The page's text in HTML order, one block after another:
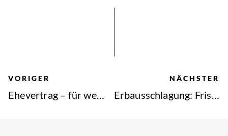
VORIGER
Ehevertrag – für wen er sinnvoll ist (und für wen nicht)
NÄCHSTER
Erbausschlagung: Fristen, Form und die Rolle des Notars